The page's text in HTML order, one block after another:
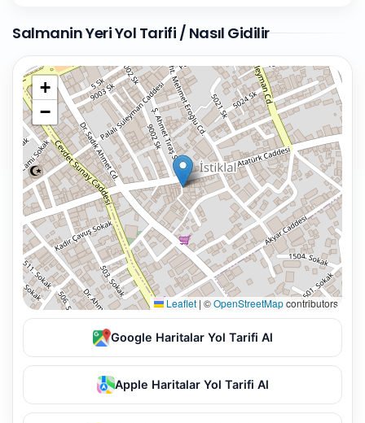
Salmanin Yeri Yol Tarifi / Nasıl Gidilir
+
−
Leaflet | ©OpenStreetMapcontributors
Google Haritalar Yol Tarifi Al
Apple Haritalar Yol Tarifi Al